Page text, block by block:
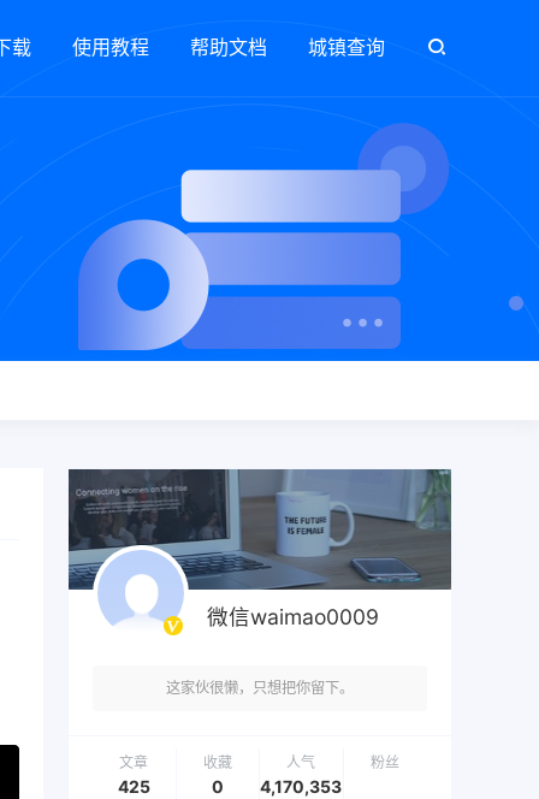
载 使用教程 帮助文档 城镇查询
微信waimao0009
这家伙很懒，只想把你留下。
文章
425
收藏
0
人气
4,170,353
粉丝